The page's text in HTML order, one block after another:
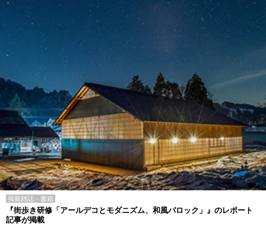
掲載雑誌・書籍
『街歩き研修「アールデコとモダニズム、和風バロック」』のレポート
記事が掲載